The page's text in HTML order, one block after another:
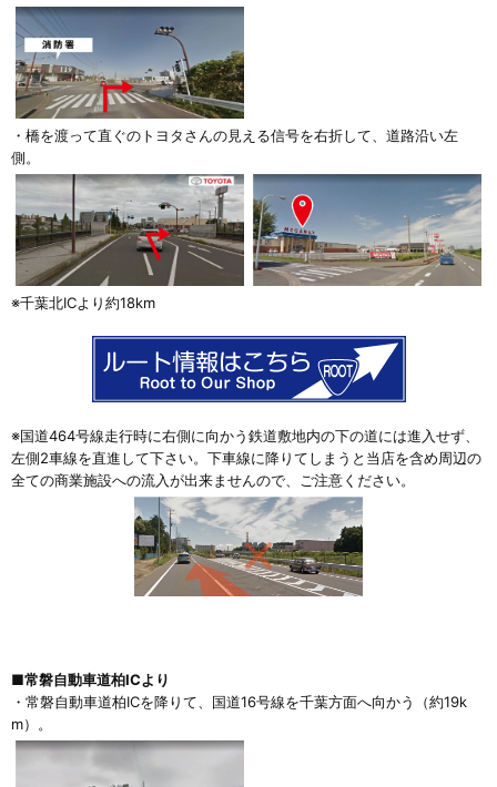
・橋を渡って直ぐのトヨタさんの見える信号を右折して、道路沿い左
側。
※千葉北ICより約18km
※国道464号線走行時に右側に向かう鉄道敷地内の下の道には進入せず、
左側2車線を直進して下さい。下車線に降りてしまうと当店を含め周辺の
全ての商業施設への流入が出来ませんので、ご注意ください。
■常磐自動車道柏ICより
・常磐自動車道柏ICを降りて、国道16号線を千葉方面へ向かう（約19k
m）。